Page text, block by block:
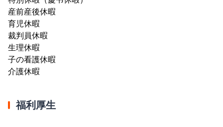
産前産後休暇
育児休暇
裁判員休暇
生理休暇
子の看護休暇
介護休暇
福利厚生